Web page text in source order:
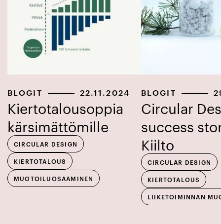
BLOGIT 22.11.2024
Kiertotalousoppia
kärsimättömille
CIRCULAR DESIGN
KIERTOTALOUS
MUOTOILUOSAAMINEN
BLOGIT
Circular
success
Kiilto
CIRCULAR DESIGN
KIERTOTALOUS
LIIKETOIMINNAN